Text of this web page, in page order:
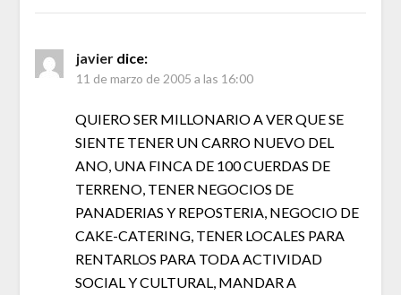
javier dice:
11 de marzo de 2005 a las 16:00
QUIERO SER MILLONARIO A VER QUE SE
SIENTE TENER UN CARRO NUEVO DEL
ANO, UNA FINCA DE 100 CUERDAS DE
TERRENO, TENER NEGOCIOS DE
PANADERIAS Y REPOSTERIA, NEGOCIO DE
CAKE-CATERING, TENER LOCALES PARA
RENTARLOS PARA TODA ACTIVIDAD
SOCIAL Y CULTURAL, MANDAR A